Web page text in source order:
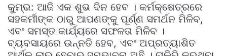
କୁମ୍ଭ: ଆଜି ଏକ ଶୁଭ ଦିନ ହେବ । କର୍ମକ୍ଷେତ୍ରରେ
ସହକର୍ମୀଙ୍କ ଠାରୁ ଆପଣଙ୍କୁ ପୂର୍ଣ୍ଣ ସମର୍ଥନ ମିଳିବ,
ଏବଂ ସମସ୍ତ କାର୍ଯ୍ୟରେ ସଫଳତା ମିଳିବ ।
ବ୍ୟବସାୟରେ ଉନ୍ନତି ହେବ, ଏବଂ ଅପ୍ରତ୍ୟାଶିତ